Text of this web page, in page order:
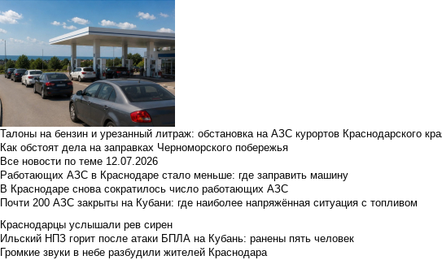
Талоны на бензин и урезанный литраж: обстановка на АЗС курортов Краснодарского
Как обстоят дела на заправках Черноморского побережья
Все новости по теме 12.07.2026
Работающих АЗС в Краснодаре стало меньше: где заправить машину
В Краснодаре снова сократилось число работающих АЗС
Почти 200 АЗС закрыты на Кубани: где наиболее напряжённая ситуация с топливом
Краснодарцы услышали рев сирен
Ильский НПЗ горит после атаки БПЛА на Кубань: ранены пять человек
Громкие звуки в небе разбудили жителей Краснодара